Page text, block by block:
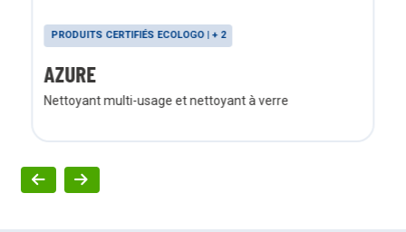
PRODUITS CERTIFIÉS ECOLOGO | + 2
AZURE
Nettoyant multi-usage et nettoyant à verre